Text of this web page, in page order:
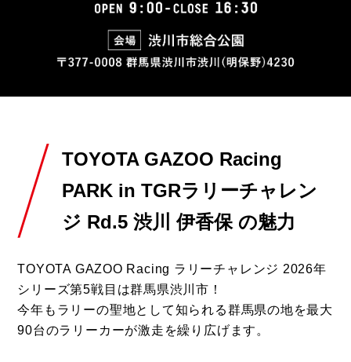
TOYOTA GAZOO Racing
PARK in TGRラリーチャレン
ジ Rd.5 渋川 伊香保 の魅力
TOYOTA GAZOO Racing ラリーチャレンジ 2026年
シリーズ第5戦目は群馬県渋川市！
今年もラリーの聖地として知られる群馬県の地を最大
90台のラリーカーが激走を繰り広げます。